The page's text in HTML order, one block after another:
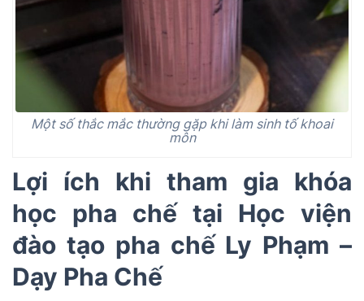
Một số thắc mắc thường gặp khi làm sinh tố khoai
môn
Lợi ích khi tham gia khóa
học pha chế tại Học viện
đào tạo pha chế Ly Phạm –
Dạy Pha Chế